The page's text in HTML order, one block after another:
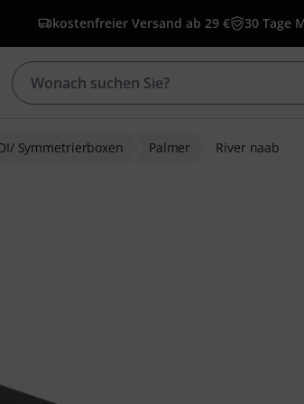
kostenfreier Versand ab 29 € 30 Tage
Symmetrierboxen Palmer River naab